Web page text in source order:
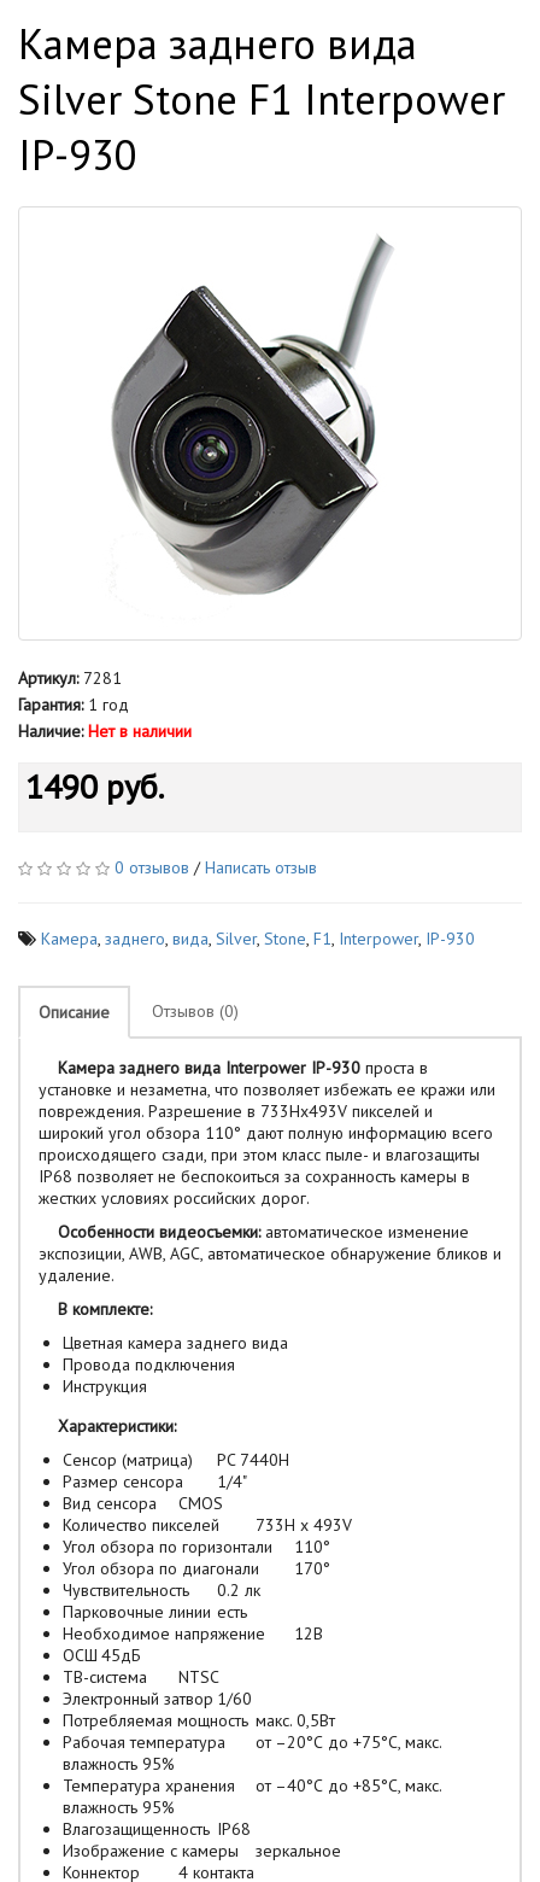
Камера заднего вида
Silver Stone F1 Interpower
IP-930
Артикул:7281
Гарантия:1 год
Наличие: Нет в наличии
1490 руб.
0 отзывов /Написать отзыв
Камера, заднего, вида, Silver, Stone, F1, Interpower, IP-930
Описание Отзывов (0)
Камера заднего вида Interpower IP-930 проста в
установке и незаметна, что позволяет избежать ее кражи или
повреждения. Разрешение в 733Hx493V пикселей и
широкий угол обзора 110° дают полную информацию всего
происходящего сзади, при этом класс пыле- и влагозащиты
IP68 позволяет не беспокоиться за сохранность камеры в
жестких условиях российских дорог.
Особенности видеосъемки:автоматическое изменение
экспозиции, AWB, AGC, автоматическое обнаружение бликов и
удаление.
В комплекте:
Цветная камера заднего вида
Провода подключения
Инструкция
Характеристики:
Сенсор (матрица)
PC 7440H
Размер сенсора
1/4"
Вид сенсора
CMOS
Количество пикселей
733H х 493V
Угол обзора по горизонтали
110°
Угол обзора по диагонали
170°
Чувствительность
0.2 лк
Парковочные линии есть
Необходимое напряжение
12В
ОСШ 45дБ
ТВ-система
NTSC
Электронный затвор 1/60
Потребляемая мощность макс. 0,5Вт
Рабочая температура
от –20°С до +75°С, макс.
влажность 95%
Температура хранения
от –40°С до +85°С, макс.
влажность 95%
Влагозащищенность IP68
Изображение с камеры
зеркальное
Коннектор
4 контакта